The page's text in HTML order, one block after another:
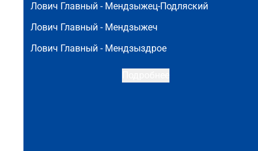
Лович Главный - Мендзыжец-Подляский
Лович Главный - Мендзыжеч
Лович Главный - Мендзыздрое